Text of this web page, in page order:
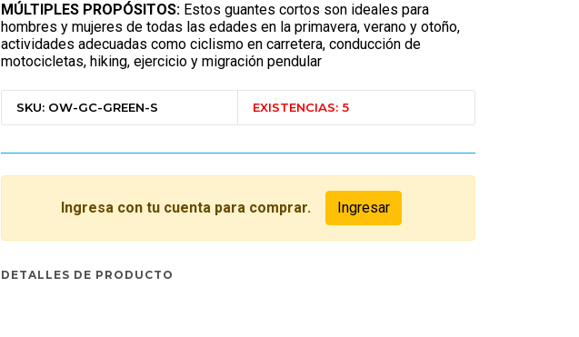
MÚLTIPLES PROPÓSITOS: Estos guantes cortos son ideales para
hombres y mujeres de todas las edades en la primavera, verano y otoño,
actividades adecuadas como ciclismo en carretera, conducción de
motocicletas, hiking, ejercicio y migración pendular
SKU: OW-GC-GREEN-S EXISTENCIAS: 5
Ingresa con tu cuenta para comprar. Ingresar
DETALLES DE PRODUCTO